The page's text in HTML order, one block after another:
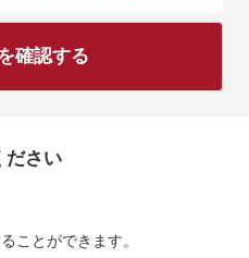
確認する
ださい
ことができます。